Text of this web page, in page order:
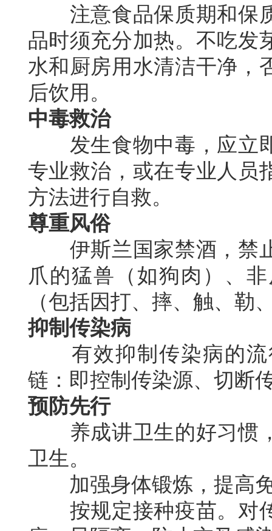
注意食品保质期和保质
品时须充分加热。不吃发
水和厨房用水清洁干净，
后饮用。
中毒救治
发生食物中毒，应立即
专业救治，或在专业人员
方法进行自救。
尊重风俗
伊斯兰国家禁酒，禁止
爪的猛兽（如狗肉）、
（包括因打、摔、触、勒
抑制传染病
有效抑制传染病的流
链：即控制传染源、切断
预防先行
养成讲卫生的好习惯，
卫生。
加强身体锻炼，提高
按规定接种疫苗。对传